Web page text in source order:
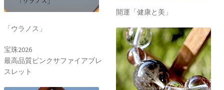
「ウラノス」
宝珠2026
最高品質ピンクサファイアブレ
スレット
開運「健康と美」